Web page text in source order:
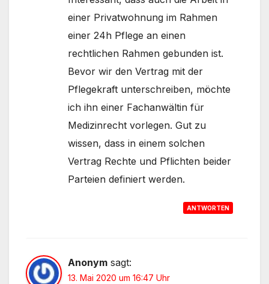
einer Privatwohnung im Rahmen
einer 24h Pflege an einen
rechtlichen Rahmen gebunden ist.
Bevor wir den Vertrag mit der
Pflegekraft unterschreiben, möchte
ich ihn einer Fachanwältin für
Medizinrecht vorlegen. Gut zu
wissen, dass in einem solchen
Vertrag Rechte und Pflichten beider
Parteien definiert werden.
ANTWORTEN
Anonym sagt:
13. Mai 2020 um 16:47 Uhr